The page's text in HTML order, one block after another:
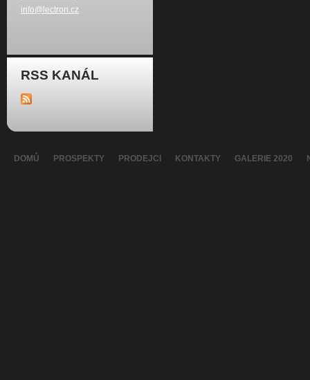
info@lectron.cz
RSS KANÁL
DOMŮ PROSPEKTY PRODEJCI KONTAKTY GALERIE 2020